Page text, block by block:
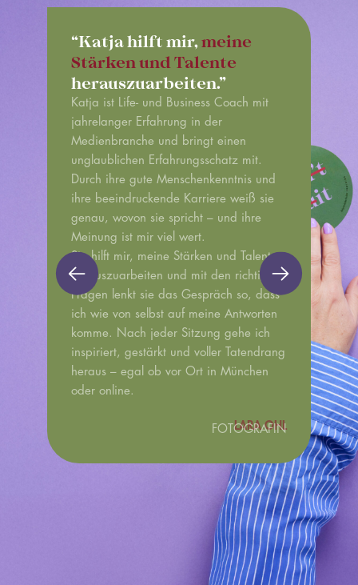
“Katja hilft mir,meine
Stärken und Talente
herauszuarbeiten.”
Katja ist Life- und Business Coach mit
jahrelanger Erfahrung in der
Medienbranche und bringt einen
unglaublichen Erfahrungsschatz mit.
Durch ihre gute Menschenkenntnis und
ihre beeindruckende Karriere weiß sie
genau, wovon sie spricht – und ihre
Meinung ist mir viel wert.
Sie hilft mir, meine Stärken und Talente
herauszuarbeiten und mit den richtigen
Fragen lenkt sie das Gespräch so, dass
ich wie von selbst auf meine Antworten
komme. Nach jeder Sitzung gehe ich
inspiriert, gestärkt und voller Tatendrang
heraus – egal ob vor Ort in München
oder online.
LARA OHL
FOTOGRAFIN